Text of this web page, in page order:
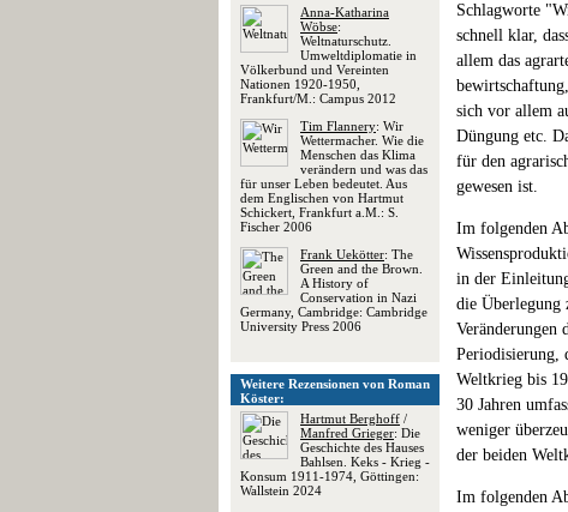
Anna-Katharina
Wöbse:
Weltnaturschutz.
Umweltdiplomatie in
Völkerbund und Vereinten
Nationen 1920-1950,
Frankfurt/M.: Campus 2012
Tim Flannery: Wir
Wettermacher. Wie die
Menschen das Klima
verändern und was das
für unser Leben bedeutet. Aus
dem Englischen von Hartmut
Schickert, Frankfurt a.M.: S.
Fischer 2006
Frank Uekötter: The
Green and the Brown.
A History of
Conservation in Nazi
Germany, Cambridge: Cambridge
University Press 2006
Weitere Rezensionen von Roman
Köster:
Hartmut Berghoff /
Manfred Grieger: Die
Geschichte des Hauses
Bahlsen. Keks - Krieg -
Konsum 1911-1974, Göttingen:
Wallstein 2024
Schlagworte
schnell klar,
allem das
sich vor allem
Düngung etc.
für den
gewesen ist.
Im folgenden
in der
die Überlegung
Veränderungen
Periodisierung,
Weltkrieg bis
30 Jahren
weniger
der beiden
Im folgenden